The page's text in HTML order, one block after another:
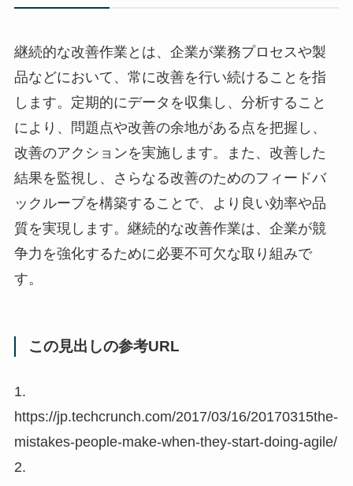
継続的な改善作業とは、企業が業務プロセスや製
品などにおいて、常に改善を行い続けることを指
します。定期的にデータを収集し、分析すること
により、問題点や改善の余地がある点を把握し、
改善のアクションを実施します。また、改善した
結果を監視し、さらなる改善のためのフィードバ
ックループを構築することで、より良い効率や品
質を実現します。継続的な改善作業は、企業が競
争力を強化するために必要不可欠な取り組みで
す。
この見出しの参考URL
1.
https://jp.techcrunch.com/2017/03/16/20170315the-
mistakes-people-make-when-they-start-doing-agile/
2.